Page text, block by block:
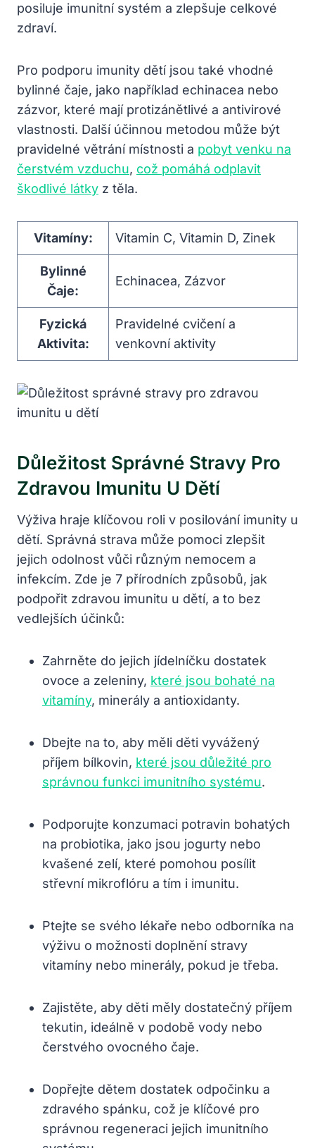
posiluje imunitní systém a zlepšuje celkové
zdraví.
Pro podporu imunity dětí jsou také vhodné
bylinné čaje, jako například echinacea nebo
zázvor, které mají protizánětlivé a antivirové
vlastnosti. Další účinnou metodou může být
pravidelné větrání místnosti a pobyt venku na
čerstvém vzduchu, což pomáhá odplavit
škodlivé látky z těla.
Vitamíny: Vitamin C, Vitamin D, Zinek
Bylinné
Čaje:
Echinacea, Zázvor
Fyzická
Aktivita:
Pravidelné cvičení a
venkovní aktivity
Důležitost Správné Stravy Pro
Zdravou Imunitu U Dětí
Výživa hraje klíčovou roli v posilování imunity u
dětí. Správná strava může pomoci zlepšit
jejich odolnost vůči různým nemocem a
infekcím. Zde je 7 přírodních způsobů, jak
podpořit zdravou imunitu u dětí, a to bez
vedlejších účinků:
Zahrněte do jejich jídelníčku dostatek
ovoce a zeleniny, které jsou bohaté na
vitamíny, minerály a antioxidanty.
Dbejte na to, aby měli děti vyvážený
příjem bílkovin, které jsou důležité pro
správnou funkci imunitního systému.
Podporujte konzumaci potravin bohatých
na probiotika, jako jsou jogurty nebo
kvašené zelí, které pomohou posílit
střevní mikroflóru a tím i imunitu.
Ptejte se svého lékaře nebo odborníka na
výživu o možnosti doplnění stravy
vitamíny nebo minerály, pokud je třeba.
Zajistěte, aby děti měly dostatečný příjem
tekutin, ideálně v podobě vody nebo
čerstvého ovocného čaje.
Dopřejte dětem dostatek odpočinku a
zdravého spánku, což je klíčové pro
správnou regeneraci jejich imunitního